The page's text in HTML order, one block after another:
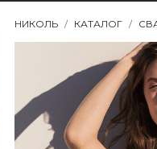
НИКОЛЬ КАТАЛОГ